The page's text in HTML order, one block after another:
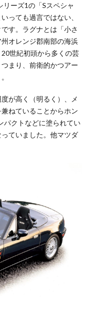
ーズ1の「Sスペシャ
っても過言ではない、
す。ラグナとは「小さ
オレンジ郡南部の海浜
世紀初頭から多くの芸
まり、前衛的かつアー
が高く（明るく）、メ
ねていることからホン
パクトなどに塗られてい
ていました。他マツダ